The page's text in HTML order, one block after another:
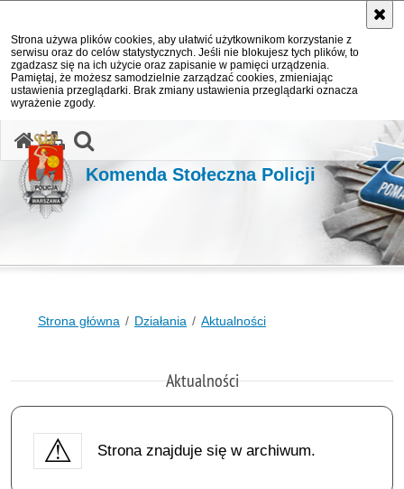
Strona używa plików cookies, aby ułatwić użytkownikom korzystanie z
serwisu oraz do celów statystycznych. Jeśli nie blokujesz tych plików, to
zgadzasz się na ich użycie oraz zapisanie w pamięci urządzenia.
Pamiętaj, że możesz samodzielnie zarządzać cookies, zmieniając
ustawienia przeglądarki. Brak zmiany ustawienia przeglądarki oznacza
wyrażenie zgody.
Komenda Stołeczna Policji
Strona główna Działania Aktualności
Aktualności
Strona znajduje się w archiwum.